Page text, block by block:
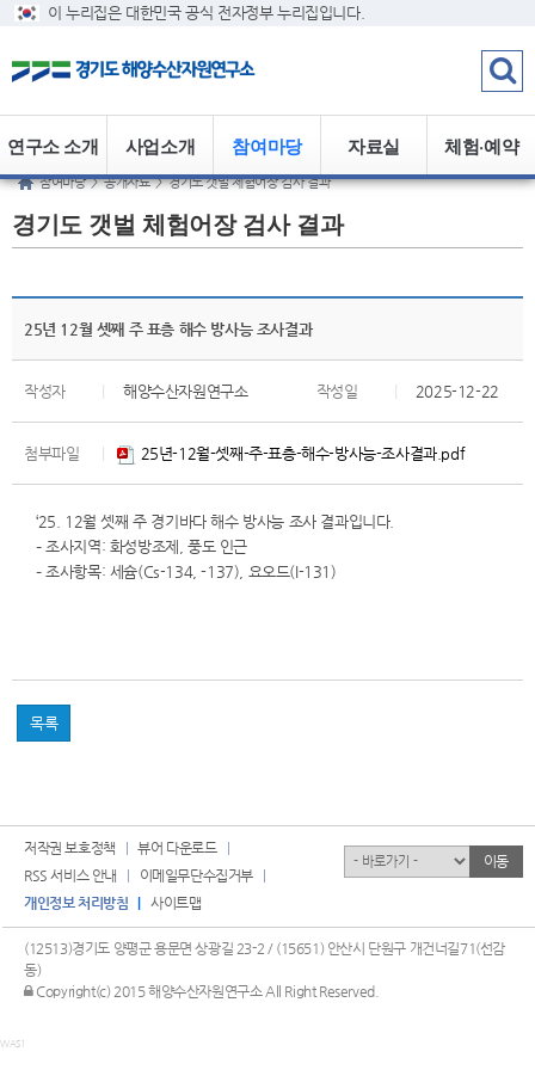
이 누리집은 대한민국 공식 전자정부 누리집입니다.
체험·예약
자료실
참여마당
사업소개
연구소 소개
참여마당 > 공개자료 > 경기도 갯벌 체험어장 검사 결과
경기도 갯벌 체험어장 검사 결과
25년 12월 셋째 주 표층 해수 방사능 조사결과
작성자 해양수산자원연구소 작성일 2025-12-22
첨부파일 25년-12월-셋째-주-표층-해수-방사능-조사결과.pdf
‘25. 12월 셋째 주 경기바다 해수 방사능 조사 결과입니다.
– 조사지역: 화성방조제, 풍도 인근
– 조사항목: 세슘(Cs-134, -137), 요오드(I-131)
목록
저작권 보호정책
뷰어 다운로드
RSS 서비스 안내
이메일무단수집거부
개인정보 처리방침
사이트맵
(12513)경기도 양평군 용문면 상광길 23-2 / (15651) 안산시 단원구 개건너길71(선감
동)
관리자 로그인
Copyright(c) 2015 해양수산자원연구소 All Right Reserved.
유관기관 이동
WAS1